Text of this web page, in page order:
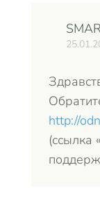
http://
(ссылка